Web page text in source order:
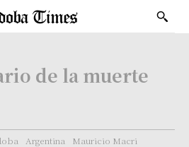
de la muerte
Argentina
Mauricio Macri